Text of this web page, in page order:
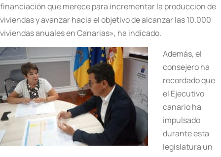
financiación que merece para incrementar la producción de
viviendas y avanzar hacia el objetivo de alcanzar las 10.000
viviendas anuales en Canarias», ha indicado.
Además, el
consejero ha
recordado que
el Ejecutivo
canario ha
impulsado
durante esta
legislatura un